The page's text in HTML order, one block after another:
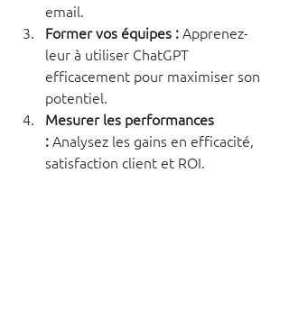
email.
Former vos équipes : Apprenez-
leur à utiliser ChatGPT
efficacement pour maximiser son
potentiel.
Mesurer les performances
: Analysez les gains en efficacité,
satisfaction client et ROI.